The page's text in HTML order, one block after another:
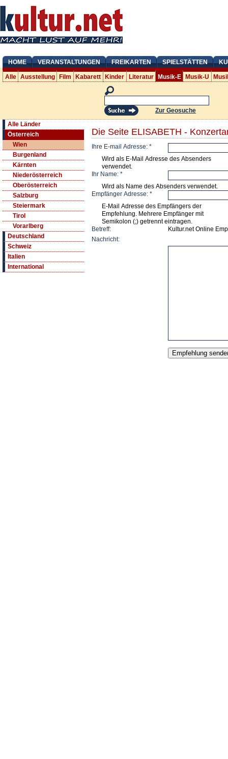
HOME VERANSTALTUNGEN FREIKARTEN SPIELSTÄTTEN
Alle Ausstellung Film Kabarett Kinder Literatur Musik-E Musik-U
Zur Geosuche
Alle Länder
Österreich
Wien
Burgenland
Kärnten
Niederösterreich
Oberösterreich
Salzburg
Steiermark
Tirol
Vorarlberg
Deutschland
Schweiz
Italien
International
Die Seite ELISABETH -
Ihre E-mail Adresse: *
Wird als E-Mail Adresse des Absenders
verwendet.
Ihr Name: *
Wird als Name des Absenders verwendet.
Empfänger Adresse: *
E-Mail Adresse des Empfängers der
Empfehlung. Mehrere Empfänger mit
Semikolon (;) getrennt eintragen.
Betreff:
Kultur.net Online
Nachricht: